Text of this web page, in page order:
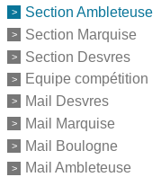
Section Ambleteuse
Section Marquise
Section Desvres
Equipe compétition
Mail Desvres
Mail Marquise
Mail Boulogne
Mail Ambleteuse